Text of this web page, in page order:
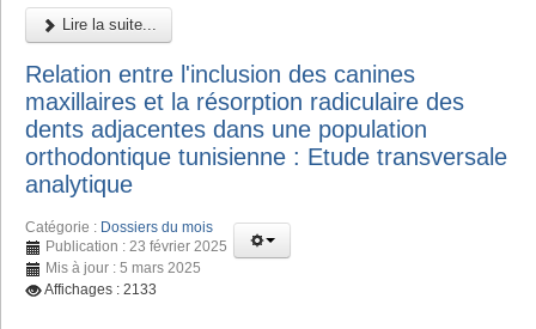
Lire la suite...
Relation entre l'inclusion des canines
maxillaires et la résorption radiculaire des
dents adjacentes dans une population
orthodontique tunisienne : Etude transversale
analytique
Catégorie : Dossiers du mois
Publication : 23 février 2025
Mis à jour : 5 mars 2025
Affichages : 2133